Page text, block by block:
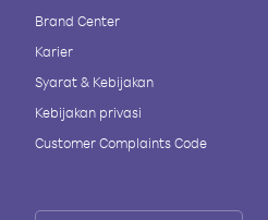
Brand Center
Karier
Syarat & Kebijakan
Kebijakan privasi
Customer Complaints Code